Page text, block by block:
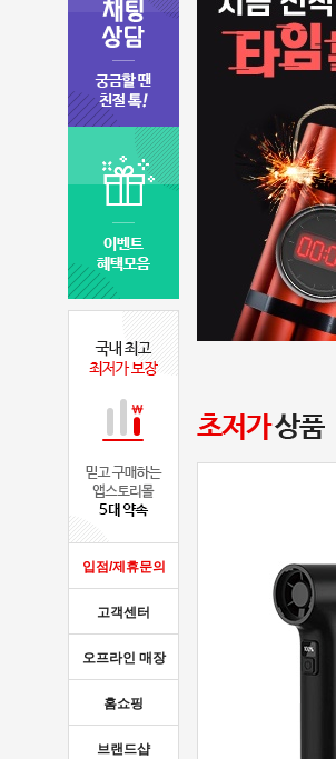
입점/제휴문의
고객센터
오프라인 매장
홈쇼핑
브랜드샵